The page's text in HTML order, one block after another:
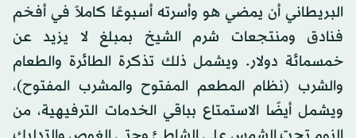
البريطاني أن يمضي هو وأسرته أسبوعًا كاملاً في أفخم
فنادق ومنتجعات شرم الشيخ بمبلغ لا يزيد عن
خمسمائة دولار. ويشمل ذلك تذكرة الطائرة والطعام
والشرب (نظام المطعم المفتوح والمشرب المفتوح)،
ويشمل أيضًا الاستمتاع بباقي الخدمات الترفيهية، من